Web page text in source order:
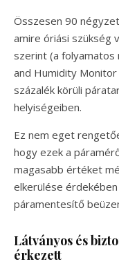
Összesen 90
amire óriási szükség
szerint (a folyamatos
and Humidity
százalék körüli
helyiségeiben.
Ez nem eget
hogy ezek a
magasabb értéket
elkerülése
páramentesítő
Látványos és
érkezett